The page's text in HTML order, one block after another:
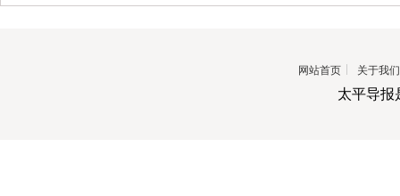
网站首页 关于我们
太平导报